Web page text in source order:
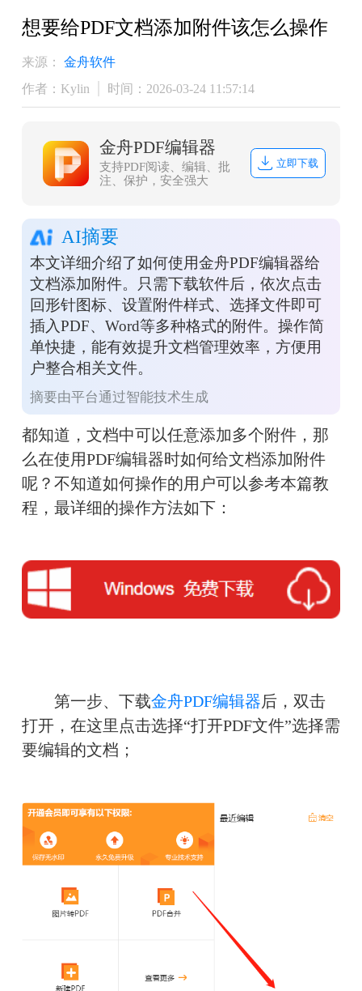
想要给PDF文档添加附件该怎么操作
来源：
金舟软件
作者：Kylin
时间：2026-03-24 11:57:14
金舟PDF编辑器
支持PDF阅读、编辑、批
注、保护，安全强大
立即下载
AI摘要
本文详细介绍了如何使用金舟PDF编辑器给
文档添加附件。只需下载软件后，依次点击
回形针图标、设置附件样式、选择文件即可
插入PDF、Word等多种格式的附件。操作简
单快捷，能有效提升文档管理效率，方便用
户整合相关文件。
摘要由平台通过智能技术生成
都知道，文档中可以任意添加多个附件，那
么在使用PDF编辑器时如何给文档添加附件
呢？不知道如何操作的用户可以参考本篇教
程，最详细的操作方法如下：
第一步、下载金舟PDF编辑器后，双击
打开，在这里点击选择“打开PDF文件”选择需
要编辑的文档；